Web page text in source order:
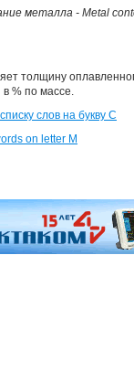
металла - Metal
толщину
в % по массе.
слов на букву С
on letter M